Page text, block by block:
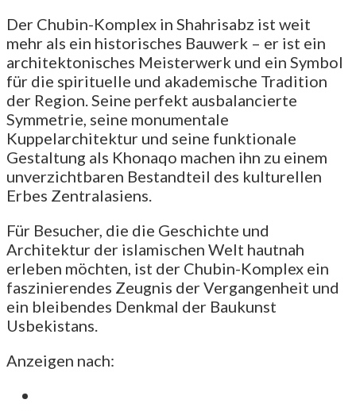
Der Chubin-Komplex in Shahrisabz ist weit
mehr als ein historisches Bauwerk – er ist ein
architektonisches Meisterwerk und ein Symbol
für die spirituelle und akademische Tradition
der Region. Seine perfekt ausbalancierte
Symmetrie, seine monumentale
Kuppelarchitektur und seine funktionale
Gestaltung als Khonaqo machen ihn zu einem
unverzichtbaren Bestandteil des kulturellen
Erbes Zentralasiens.
Für Besucher, die die Geschichte und
Architektur der islamischen Welt hautnah
erleben möchten, ist der Chubin-Komplex ein
faszinierendes Zeugnis der Vergangenheit und
ein bleibendes Denkmal der Baukunst
Usbekistans.
Anzeigen nach: